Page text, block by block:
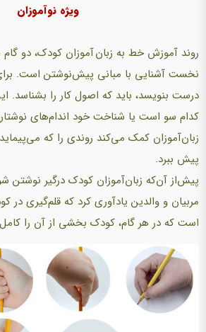
ویژه نوآموزان
روند آموزش خط به زبان آموزان کودک، دو گام
نخست آشنایی با مبانی پیش‌نوشتن است.
درست بنویسد، باید که اصول کار را بشناسد.
کدام سو است یا شناخت خود اندام‌های
زبان‌آموزان کمک می‌کند روندی را که
پیش ببرد.
پیش‌از آن‌که زبان‌آموزان کودک درگیر نوشتن
مربیان و والدین یادآوری کرد که قلم‌گیری در
است که در هر گام، کودک بخشی از آن را